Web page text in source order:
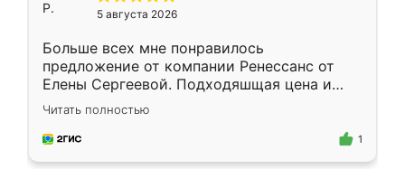
5 августа 2026
Больше всех мне понравилось
предложение от компании Ренессанс от
Елены Сергеевой. Подходяшщая цена и
короткие сроки изготовления. Приехавший
для замера сотрудник Владислав
предложил по моему эскизу самый
Читать полностью
1